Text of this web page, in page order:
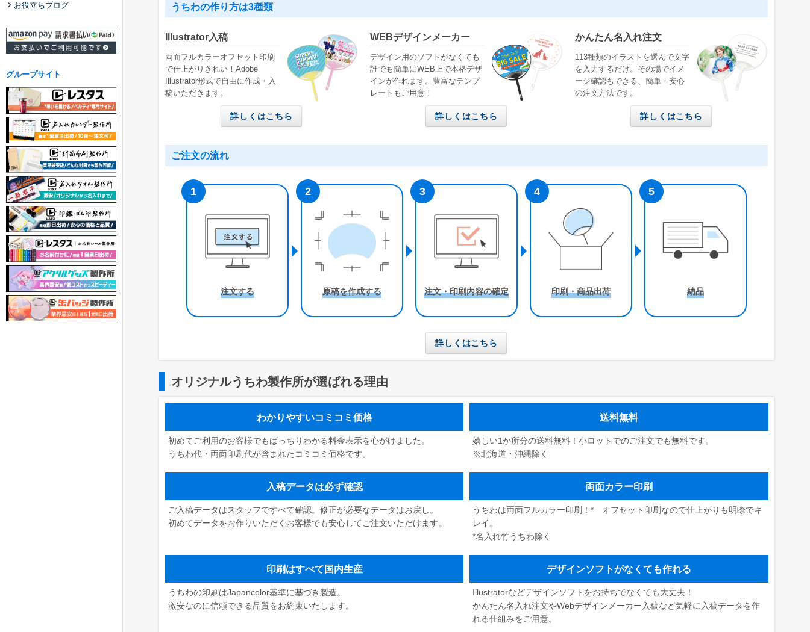
うちわの作り方は3種類
Illustrator入稿
両面フルカラーオフセット印刷
で仕上がりきれい！Adobe
Illustrator形式で自由に作成・入
稿いただきます。
詳しくはこちら
WEBデザインメーカー
デザイン用のソフトがなくても
誰でも簡単にWEB上で本格デザ
インが作れます。豊富なテンプ
レートもご用意！
詳しくはこちら
かんたん名入れ注文
113種類のイラストを選んで文字
を入力するだけ。その場でイメ
ージ確認もできる、簡単・安心
の注文方法です。
詳しくはこちら
ご注文の流れ
注文する 原稿を作成する 注文・印刷内容の確定 印刷・商品出荷 納品
詳しくはこちら
オリジナルうちわ製作所が選ばれる理由
わかりやすいコミコミ価格
初めてご利用のお客様でもばっちりわかる料金表示を心がけました。
うちわ代・両面印刷代が含まれたコミコミ価格です。
送料無料
嬉しい1か所分の送料無料！小ロットでのご注文でも無料です。
※北海道・沖縄除く
入稿データは必ず確認
ご入稿データはスタッフですべて確認。修正が必要なデータはお戻し。
初めてデータをお作りいただくお客様でも安心してご注文いただけます。
両面カラー印刷
うちわは両面フルカラー印刷！* オフセット印刷なので仕上がりも明瞭でキ
レイ。
*名入れ竹うちわ除く
印刷はすべて国内生産
うちわの印刷はJapancolor基準に基づき製造。
激安なのに信頼できる品質をお約束いたします。
デザインソフトがなくても作れる
Illustratorなどデザインソフトをお持ちでなくても大丈夫！
かんたん名入れ注文やWebデザインメーカー入稿など気軽に入稿データを作
れる仕組みをご用意。
お役立ちブログ
グループサイト